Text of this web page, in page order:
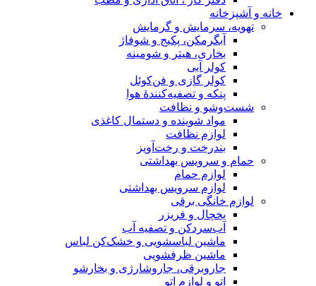
خانه و آشپزخانه
تهویه، سرمایش و گرمایش
آبگرمکن، پکیج و شوفاژ
بخاری، هیتر و شومینه
کولر آبی
کولر گازی و فن‌کوئل
پنکه و تصفیه‌کنندهٔ هوا
شست‌وشو و نظافت
مواد شوینده و دستمال کاغذی
لوازم نظافت
بندرخت و رخت‌آویز
حمام و سرویس بهداشتی
لوازم حمام
لوازم سرویس بهداشتی
لوازم خانگی برقی
یخچال و فریزر
آب‌سردکن و تصفیه آب
ماشین لباسشویی و خشک‌کن لباس
ماشین ظرفشویی
جاروبرقی، جاروشارژی و بخارشو
اتو و لوازم اتو